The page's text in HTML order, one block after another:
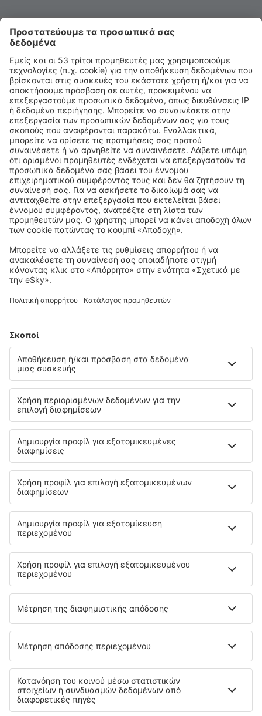
Κατεβάστε την εφαρμογή μας
και σχεδιάστε με άνεση τα ταξίδια σας
Προγραμματίστε το ταξίδι σας
City Break
Διακοπές
Διαμονή
Πτήση+Ξενοδοχείο
Ξενοδοχεία
Μεταφορές
Αξιοθέατα
Αθλητικά γεγονότα
Μάθετε περισσότερα
Εγγύηση χαμηλότερης τιμής
Εφαρμογή για κινητά
Αερομεταφορείς
SKY express
Olympic Air
Ryanair
Aegean
Wizzair
Volotea
Lufthansa
easyJet
Cyprus Airways
Σχετικά με την eSky
Οι κρατήσεις μου
Πολιτική απορρήτου
Υποστήριξη και επικοινωνία